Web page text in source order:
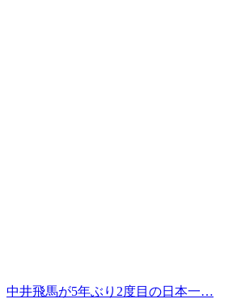
中井飛馬が5年ぶり2度目の日本一…